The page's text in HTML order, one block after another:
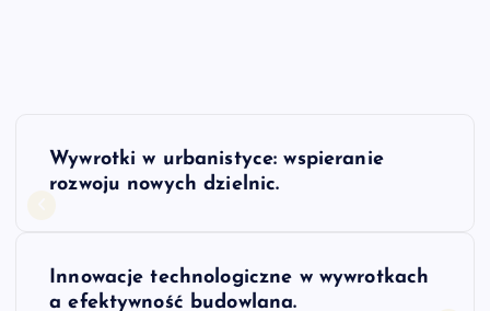
NWywrotki w urbanistyce: wspieranie
rozwoju nowych dzielnic.
Innowacje technologiczne w wywrotkach
a efektywność budowlana.